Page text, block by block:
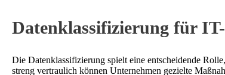
Datenklassifizierung für
Die Datenklassifizierung spielt eine entscheidende
streng vertraulich können Unternehmen gezielte